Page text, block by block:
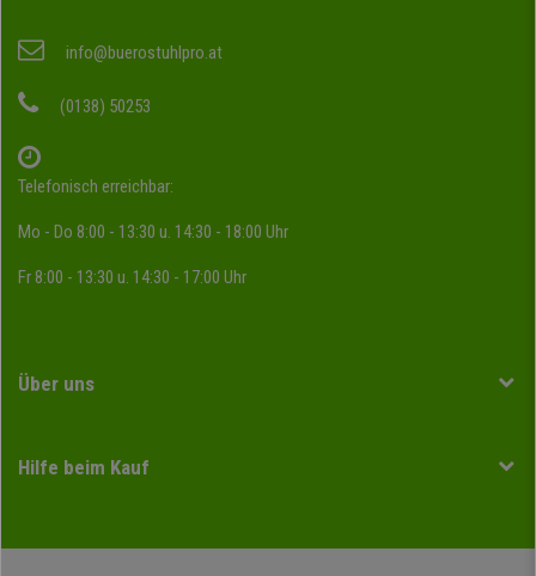
info@buerostuhlpro.at
(0138) 50253
Telefonisch erreichbar:
Mo - Do 8:00 - 13:30 u. 14:30 - 18:00 Uhr
Fr 8:00 - 13:30 u. 14:30 - 17:00 Uhr
Über uns
Hilfe beim Kauf